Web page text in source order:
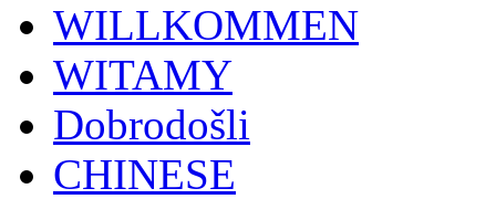
WILLKOMMEN
WITAMY
Dobrodošli
CHINESE